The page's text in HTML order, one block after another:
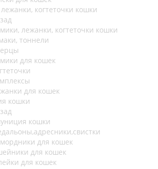
когтеточки кошки
лежанки, когтеточки кошки
тоннели
для кошек
для кошек
кошки
кошки
для кошек
для кошек
для кошек